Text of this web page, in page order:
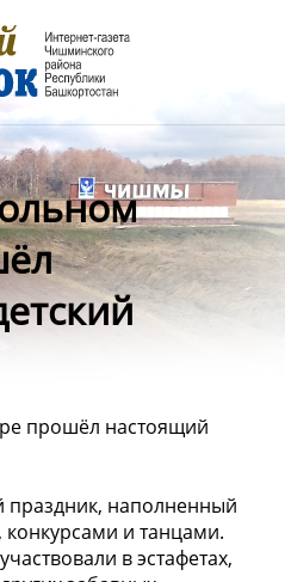
прошёл настоящий
праздник, наполненный
и танцами.
в эстафетах,